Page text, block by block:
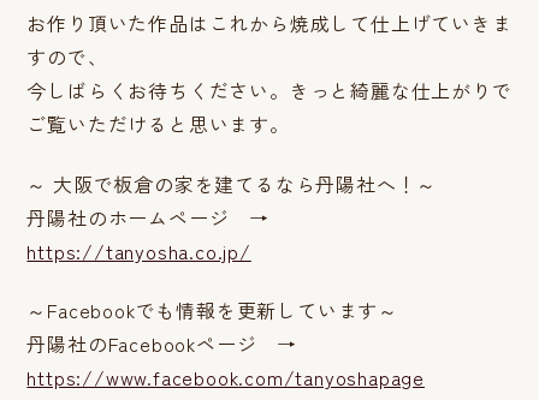
お作り頂いた作品はこれから焼成して仕上げていきま
すので、
今しばらくお待ちください。きっと綺麗な仕上がりで
ご覧いただけると思います。
～ 大阪で板倉の家を建てるなら丹陽社へ！～
丹陽社のホームページ →
https://tanyosha.co.jp/
～Facebookでも情報を更新しています～
丹陽社のFacebookページ →
https://www.facebook.com/tanyoshapage